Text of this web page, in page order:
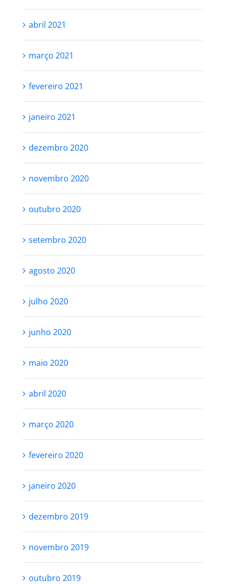
abril 2021
março 2021
fevereiro 2021
janeiro 2021
dezembro 2020
novembro 2020
outubro 2020
setembro 2020
agosto 2020
julho 2020
junho 2020
maio 2020
abril 2020
março 2020
fevereiro 2020
janeiro 2020
dezembro 2019
novembro 2019
outubro 2019